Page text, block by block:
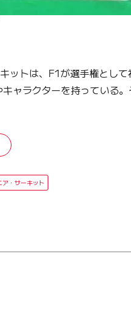
トは、F1が選手権とし
ャラクターを持っている
・サーキット